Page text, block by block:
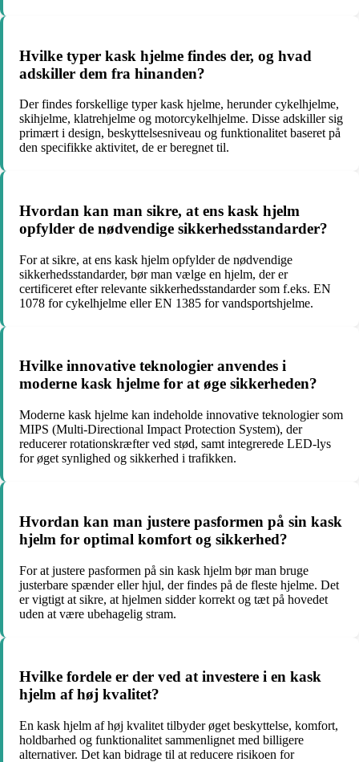
Hvilke typer kask hjelme findes der, og hvad
adskiller dem fra hinanden?
Der findes forskellige typer kask hjelme, herunder cykelhjelme,
skihjelme, klatrehjelme og motorcykelhjelme. Disse adskiller sig
primært i design, beskyttelsesniveau og funktionalitet baseret på
den specifikke aktivitet, de er beregnet til.
Hvordan kan man sikre, at ens kask hjelm
opfylder de nødvendige sikkerhedsstandarder?
For at sikre, at ens kask hjelm opfylder de nødvendige
sikkerhedsstandarder, bør man vælge en hjelm, der er
certificeret efter relevante sikkerhedsstandarder som f.eks. EN
1078 for cykelhjelme eller EN 1385 for vandsportshjelme.
Hvilke innovative teknologier anvendes i
moderne kask hjelme for at øge sikkerheden?
Moderne kask hjelme kan indeholde innovative teknologier som
MIPS (Multi-Directional Impact Protection System), der
reducerer rotationskræfter ved stød, samt integrerede LED-lys
for øget synlighed og sikkerhed i trafikken.
Hvordan kan man justere pasformen på sin kask
hjelm for optimal komfort og sikkerhed?
For at justere pasformen på sin kask hjelm bør man bruge
justerbare spænder eller hjul, der findes på de fleste hjelme. Det
er vigtigt at sikre, at hjelmen sidder korrekt og tæt på hovedet
uden at være ubehagelig stram.
Hvilke fordele er der ved at investere i en kask
hjelm af høj kvalitet?
En kask hjelm af høj kvalitet tilbyder øget beskyttelse, komfort,
holdbarhed og funktionalitet sammenlignet med billigere
alternativer. Det kan bidrage til at reducere risikoen for